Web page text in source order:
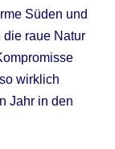
Süden und
raue Natur
wirklich
Jahr in den